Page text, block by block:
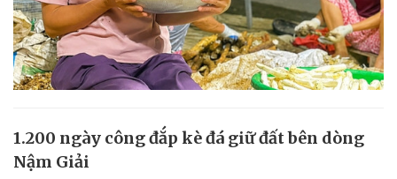
1.200 ngày công đắp kè đá giữ đất bên dòng
Nậm Giải